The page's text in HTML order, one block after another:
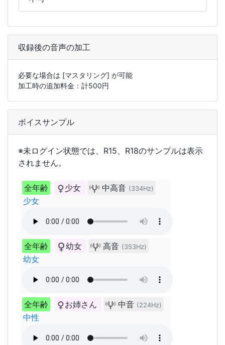
収録後の音声の加工
必要な場合は [マスタリング] が可能
加工時の追加料金：計500円
ボイスサンプル
※未ログイン状態では、R15、R18のサンプルは表示
されません。
全年齢 少女 中高音 (334Hz)
少女
全年齢 幼女 高音 (353Hz)
幼女
全年齢 お姉さん 中音 (224Hz)
中性